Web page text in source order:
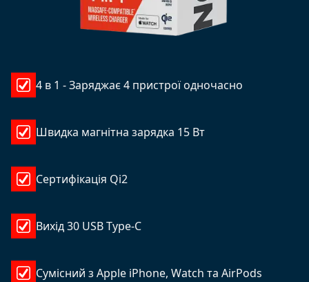
4 в 1 - Заряджає 4 пристрої одночасно
Швидка магнітна зарядка 15 Вт
Сертифікація Qi2
Вихід 30 USB Type-C
Сумісний з Apple iPhone, Watch та AirPods